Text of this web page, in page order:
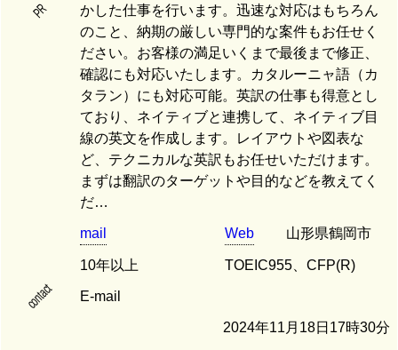
PR
かした仕事を行います。迅速な対応はもちろん
のこと、納期の厳しい専門的な案件もお任せく
ださい。お客様の満足いくまで最後まで修正、
確認にも対応いたします。カタルーニャ語（カ
タラン）にも対応可能。英訳の仕事も得意とし
ており、ネイティブと連携して、ネイティブ目
線の英文を作成します。レイアウトや図表な
ど、テクニカルな英訳もお任せいただけます。
まずは翻訳のターゲットや目的などを教えてく
だ…
mail Web 山形県鶴岡市
10年以上 TOEIC955、CFP(R)
contact E-mail
2024年11月18日17時30分